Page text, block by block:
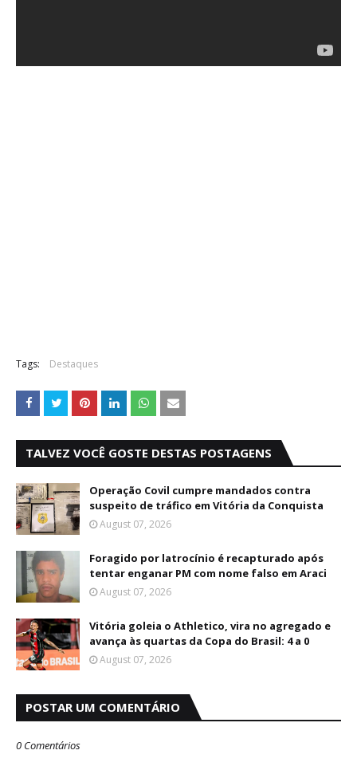
Tags: Destaques
TALVEZ VOCÊ GOSTE DESTAS POSTAGENS
Operação Covil cumpre mandados contra
suspeito de tráfico em Vitória da Conquista
August 07, 2026
Foragido por latrocínio é recapturado após
tentar enganar PM com nome falso em Araci
August 07, 2026
Vitória goleia o Athletico, vira no agregado e
avança às quartas da Copa do Brasil: 4 a 0
August 07, 2026
POSTAR UM COMENTÁRIO
0 Comentários